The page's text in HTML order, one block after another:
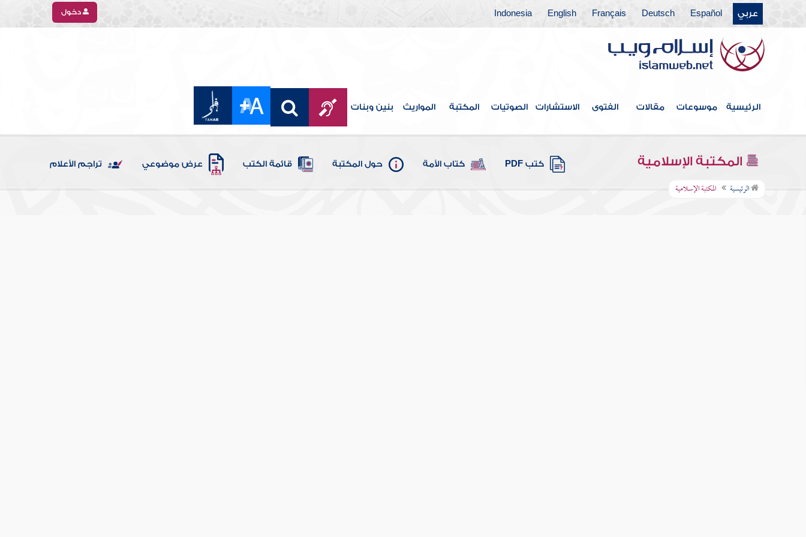
عربي Español
Deutsch
Français
English
Indonesia دخول
الرئيسية موسوعات مقالات الفتوى الاستشارات الصوتيات المكتبة المواريث بنين وبنات
المكتبة الإسلامية كتب PDF كتاب الأمة حول المكتبة قائمة الكتب عرض موضوعي تراجم الأعلام
الرئيسية المكتبة الإسلامية